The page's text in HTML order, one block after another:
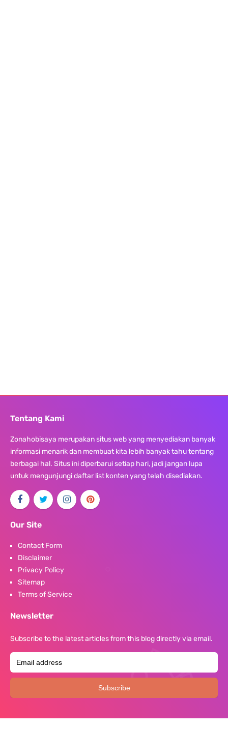
Tentang Kami
Zonahobisaya merupakan situs web yang menyediakan banyak
informasi menarik dan membuat kita lebih banyak tahu tentang
berbagai hal. Situs ini diperbarui setiap hari, jadi jangan lupa
untuk mengunjungi daftar list konten yang telah disediakan.
Our Site
Contact Form
Disclaimer
Privacy Policy
Sitemap
Terms of Service
Newsletter
Subscribe to the latest articles from this blog directly via email.